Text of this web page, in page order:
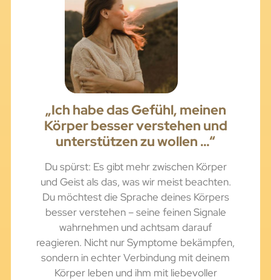
„Ich habe das Gefühl, meinen
Körper besser verstehen und
unterstützen zu wollen …“
Du spürst: Es gibt mehr zwischen Körper
und Geist als das, was wir meist beachten.
Du möchtest die Sprache deines Körpers
besser verstehen – seine feinen Signale
wahrnehmen und achtsam darauf
reagieren. Nicht nur Symptome bekämpfen,
sondern in echter Verbindung mit deinem
Körper leben und ihm mit liebevoller